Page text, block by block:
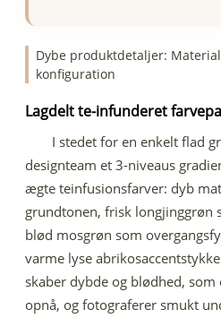
Dybe produktdetaljer:
konfiguration
Lagdelt te-infunderet
I stedet for en enkelt flad
designteam et 3-niveaus
ægte teinfusionsfarver: dyb
grundtonen, frisk longjinggrøn
blød mosgrøn som
varme lyse
skaber dybde og blødhed,
opnå, og fotograferer smukt